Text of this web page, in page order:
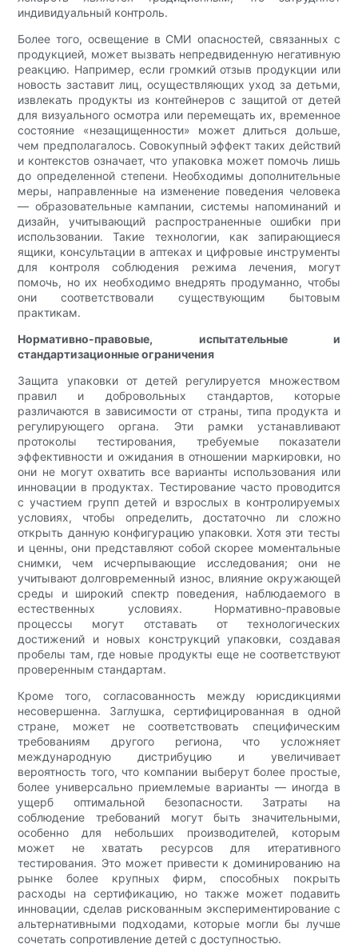
индивидуальный контроль.
Более того, освещение в СМИ опасностей, связанных с
продукцией, может вызвать непредвиденную негативную
реакцию. Например, если громкий отзыв продукции или
новость заставит лиц, осуществляющих уход за детьми,
извлекать продукты из контейнеров с защитой от детей
для визуального осмотра или перемещать их, временное
состояние «незащищенности» может длиться дольше,
чем предполагалось. Совокупный эффект таких действий
и контекстов означает, что упаковка может помочь лишь
до определенной степени. Необходимы дополнительные
меры, направленные на изменение поведения человека
— образовательные кампании, системы напоминаний и
дизайн, учитывающий распространенные ошибки при
использовании. Такие технологии, как запирающиеся
ящики, консультации в аптеках и цифровые инструменты
для контроля соблюдения режима лечения, могут
помочь, но их необходимо внедрять продуманно, чтобы
они соответствовали существующим бытовым
практикам.
Нормативно-правовые, испытательные и
стандартизационные ограничения
Защита упаковки от детей регулируется множеством
правил и добровольных стандартов, которые
различаются в зависимости от страны, типа продукта и
регулирующего органа. Эти рамки устанавливают
протоколы тестирования, требуемые показатели
эффективности и ожидания в отношении маркировки, но
они не могут охватить все варианты использования или
инновации в продуктах. Тестирование часто проводится
с участием групп детей и взрослых в контролируемых
условиях, чтобы определить, достаточно ли сложно
открыть данную конфигурацию упаковки. Хотя эти тесты
и ценны, они представляют собой скорее моментальные
снимки, чем исчерпывающие исследования; они не
учитывают долговременный износ, влияние окружающей
среды и широкий спектр поведения, наблюдаемого в
естественных условиях. Нормативно-правовые
процессы могут отставать от технологических
достижений и новых конструкций упаковки, создавая
пробелы там, где новые продукты еще не соответствуют
проверенным стандартам.
Кроме того, согласованность между юрисдикциями
несовершенна. Заглушка, сертифицированная в одной
стране, может не соответствовать специфическим
требованиям другого региона, что усложняет
международную дистрибуцию и увеличивает
вероятность того, что компании выберут более простые,
более универсально приемлемые варианты — иногда в
ущерб оптимальной безопасности. Затраты на
соблюдение требований могут быть значительными,
особенно для небольших производителей, которым
может не хватать ресурсов для итеративного
тестирования. Это может привести к доминированию на
рынке более крупных фирм, способных покрыть
расходы на сертификацию, но также может подавить
инновации, сделав рискованным экспериментирование с
альтернативными подходами, которые могли бы лучше
сочетать сопротивление детей с доступностью.